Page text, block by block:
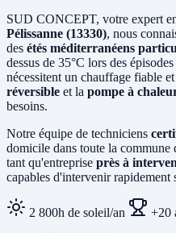
SUD CONCEPT, votre expert
Pélissanne (13330), nous
des étés méditerranéens
dessus de 35°C lors des
nécessitent un chauffage fiable
réversible et la pompe à
besoins.
Notre équipe de techniciens
domicile dans toute la commune
tant qu'entreprise près à
capables d'intervenir rapidement
2 800h de soleil/an +20